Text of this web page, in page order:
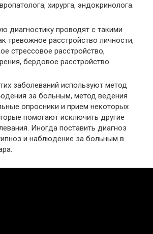
хирурга, эндокринолога.
диагностику проводят с такими
тревожное расстройство личности,
стрессовое расстройство,
бердовое расстройство.
заболеваний используют метод
за больным, метод ведения
опросники и прием некоторых
помогают исключить другие
Иногда поставить диагноз
и наблюдение за больным в